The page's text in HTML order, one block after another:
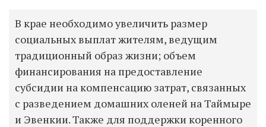
В крае необходимо увеличить размер
социальных выплат жителям, ведущим
традиционный образ жизни; объем
финансирования на предоставление
субсидии на компенсацию затрат, связанных
с разведением домашних оленей на Таймыре
и Эвенкии. Также для поддержки коренного